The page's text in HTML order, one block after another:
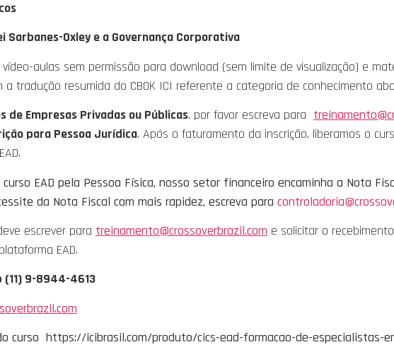
Sarbanes-Oxley e a Governança Corporativa
aulas sem permissão para download (sem limite de visualização) e
tradução resumida do CBOK ICI referente a categoria de conhecimento
Empresas Privadas ou Públicas, por favor escreva para
para Pessoa Jurídica. Após o faturamento da inscrição, liberamos o
EAD pela Pessoa Física, nosso setor financeiro encaminha a Nota
da Nota Fiscal com mais rapidez, escreva para
escrever para treinamento@crossoverbrazil.com e solicitar o
EAD.
9-8944-4613
curso https://icibrasil.com/produto/cics-ead-formacao-de-especialistas-